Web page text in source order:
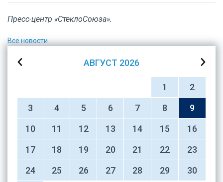
Пресс-центр «СтеклоСоюза».
Все новости
АВГУСТ 2026
1
2
3
4 5 6 7 8
9
10
11 12 13 14 15
16
17
18 19 20 21 22
23
24
25 26 27 28 29
30